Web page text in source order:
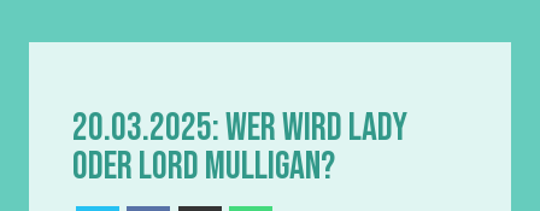
20.03.2025: WER WIRD LADY
ODER LORD MULLIGAN?